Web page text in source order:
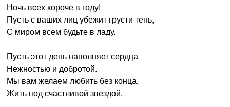
Ночь всех короче в году!
Пусть с ваших лиц убежит грусти тень,
С миром всем будьте в ладу.
Пусть этот день наполняет сердца
Нежностью и добротой.
Мы вам желаем любить без конца,
Жить под счастливой звездой.